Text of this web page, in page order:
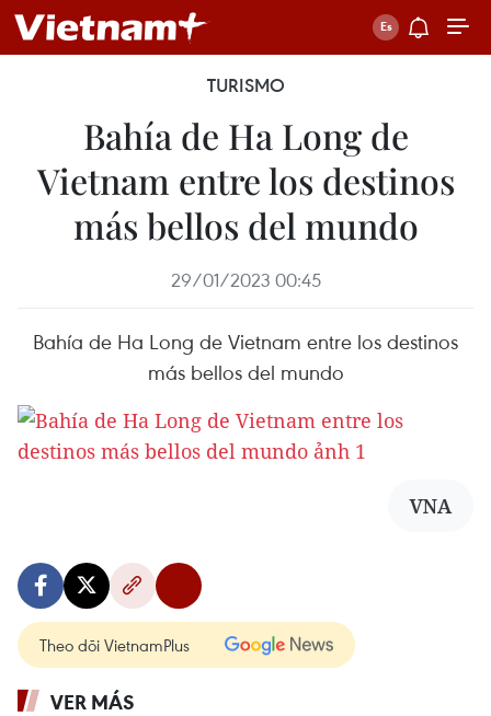
TURISMO
Bahía de Ha Long de
Vietnam entre los destinos
más bellos del mundo
29/01/2023 00:45
Bahía de Ha Long de Vietnam entre los destinos
más bellos del mundo
VNA
Theo dõi VietnamPlus
VER MÁS